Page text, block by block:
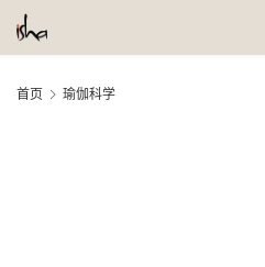
首页 瑜伽科学